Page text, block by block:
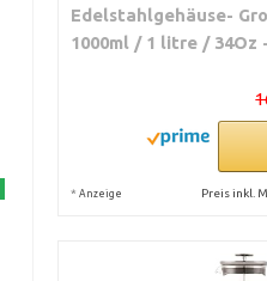
Edelstahlgehäuse-
1000ml / 1 litre / 34Oz
* Anzeige Preis inkl.